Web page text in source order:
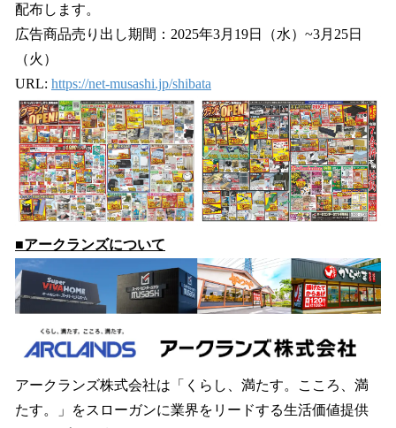
配布します。
広告商品売り出し期間：2025年3月19日（水）~3月25日
（火）
URL: https://net-musashi.jp/shibata
■アークランズについて
アークランズ株式会社は「くらし、満たす。こころ、満
たす。」をスローガンに業界をリードする生活価値提供